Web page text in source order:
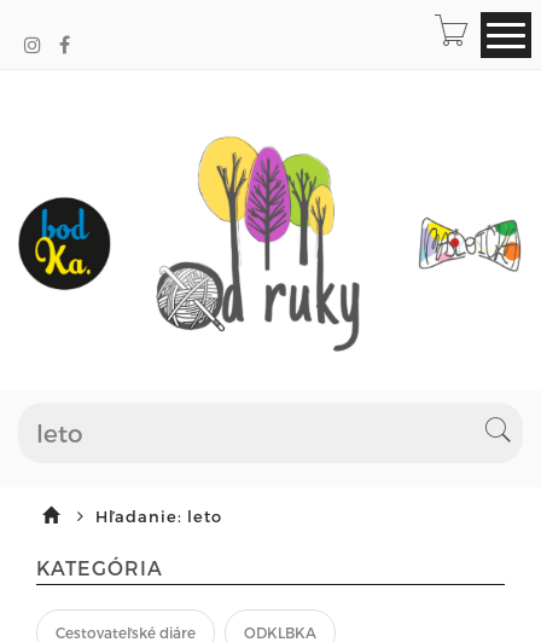
Hľadanie: leto
KATEGÓRIA
Cestovateľské diáre ODKLBKA